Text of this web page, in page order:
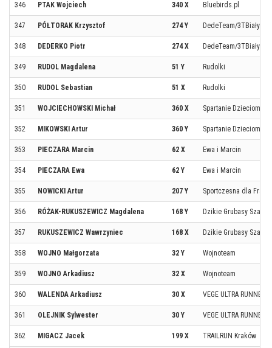
346 PTAK Wojciech 340 X Bluebirds.pl
347 PÓŁTORAK Krzysztof 274 Y DedeTeam/3TBiałystok
348 DEDERKO Piotr 274 X DedeTeam/3TBiałystok
349 RUDOL Magdalena 51 Y Rudolki
350 RUDOL Sebastian 51 X Rudolki
351 WOJCIECHOWSKI Michał 360 X Spartanie Dzieciom
352 MIKOWSKI Artur 360 Y Spartanie Dzieciom
353 PIECZARA Marcin 62 X Ewa i Marcin
354 PIECZARA Ewa 62 Y Ewa i Marcin
355 NOWICKI Artur 207 Y Sportczesna dla
356 RÓŻAK-RUKUSZEWICZ Magdalena 168 Y Dzikie Grubasy
357 RUKUSZEWICZ Wawrzyniec 168 X Dzikie Grubasy
358 WOJNO Małgorzata 32 Y Wojnoteam
359 WOJNO Arkadiusz 32 X Wojnoteam
360 WALENDA Arkadiusz 30 X VEGE ULTRA RUNNERS
361 OLEJNIK Sylwester 30 Y VEGE ULTRA RUNNERS
362 MIGACZ Jacek 199 X TRAILRUN Kraków